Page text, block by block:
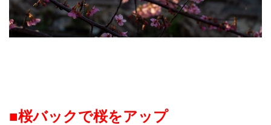
■桜バックで桜をアップ